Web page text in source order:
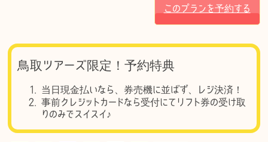
このプランを予約する
鳥取ツアーズ限定！予約特典
当日現金払いなら、券売機に並ばず、レジ決済！
事前クレジットカードなら受付にてリフト券の受け取
りのみでスイスイ♪